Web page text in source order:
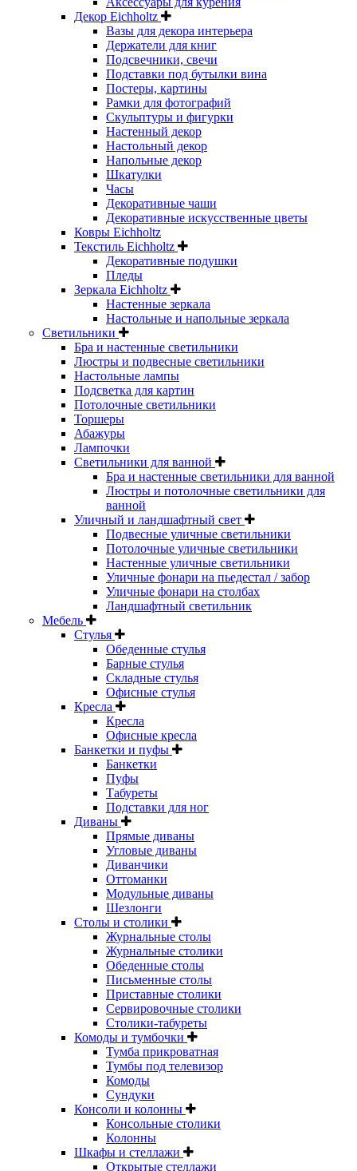
Декор Eichholtz
Вазы для декора интерьера
Держатели для книг
Подсвечники, свечи
Подставки под бутылки вина
Постеры, картины
Рамки для фотографий
Скульптуры и фигурки
Настенный декор
Настольный декор
Напольные декор
Шкатулки
Часы
Декоративные чаши
Декоративные искусственные цветы
Ковры Eichholtz
Текстиль Eichholtz
Декоративные подушки
Пледы
Зеркала Eichholtz
Настенные зеркала
Настольные и напольные зеркала
Светильники
Бра и настенные светильники
Люстры и подвесные светильники
Настольные лампы
Подсветка для картин
Потолочные светильники
Торшеры
Абажуры
Лампочки
Светильники для ванной
Бра и настенные светильники для ванной
Люстры и потолочные светильники для
ванной
Уличный и ландшафтный свет
Подвесные уличные светильники
Потолочные уличные светильники
Настенные уличные светильники
Уличные фонари на пьедестал / забор
Уличные фонари на столбах
Ландшафтный светильник
Мебель
Стулья
Обеденные стулья
Барные стулья
Складные стулья
Офисные стулья
Кресла
Кресла
Офисные кресла
Банкетки и пуфы
Банкетки
Пуфы
Табуреты
Подставки для ног
Диваны
Прямые диваны
Угловые диваны
Диванчики
Оттоманки
Модульные диваны
Шезлонги
Столы и столики
Журнальные столы
Журнальные столики
Обеденные столы
Письменные столы
Приставные столики
Сервировочные столики
Столики-табуреты
Комоды и тумбочки
Тумба прикроватная
Тумбы под телевизор
Комоды
Сундуки
Консоли и колонны
Консольные столики
Колонны
Шкафы и стеллажи
Открытые стеллажи